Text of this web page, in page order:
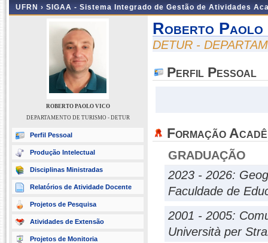
UFRN › SIGAA - Sistema Integrado de Gestão de Atividades
ROBERTO PAOLO VICO
DEPARTAMENTO DE TURISMO - DETUR
Perfil Pessoal
Produção Intelectual
Disciplinas Ministradas
Relatórios de Atividade Docente
Projetos de Pesquisa
Atividades de Extensão
Projetos de Monitoria
Roberto Paolo
DETUR -
Perfil Pessoal
Formação
GRADUAÇÃO
2023 - 2026:
Faculdade de
2001 - 2005:
Università per